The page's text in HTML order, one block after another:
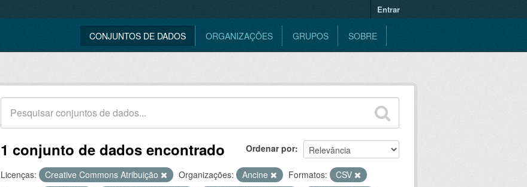
Entrar
CONJUNTOS DE DADOS ORGANIZAÇÕES GRUPOS SOBRE
Ordenar por
1 conjunto de dados encontrado
Licenças: Creative Commons Atribuição Organizações: Ancine Formatos:
CSV